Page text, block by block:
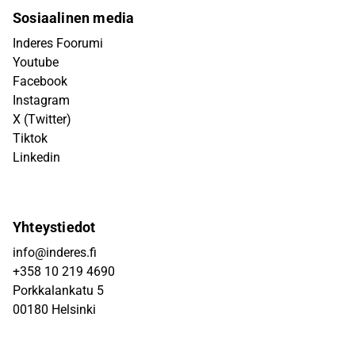
Sosiaalinen media
Inderes Foorumi
Youtube
Facebook
Instagram
X (Twitter)
Tiktok
Linkedin
Yhteystiedot
info@inderes.fi
+358 10 219 4690
Porkkalankatu 5
00180 Helsinki